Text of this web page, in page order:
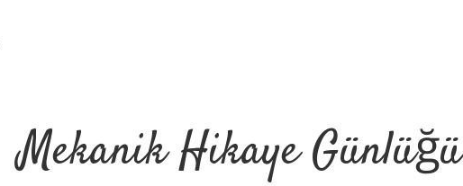
Mekanik Hikaye Günlüğü